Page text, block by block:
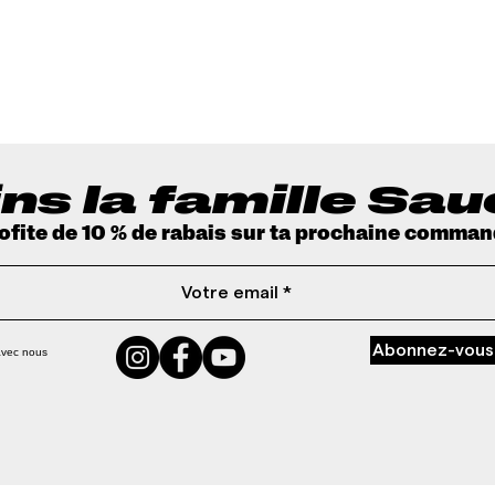
la famille
de 10 % de rabais sur ta prochaine
nous Abonnez-